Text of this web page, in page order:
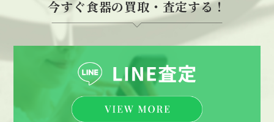
今すぐ食器の買取・査定する！